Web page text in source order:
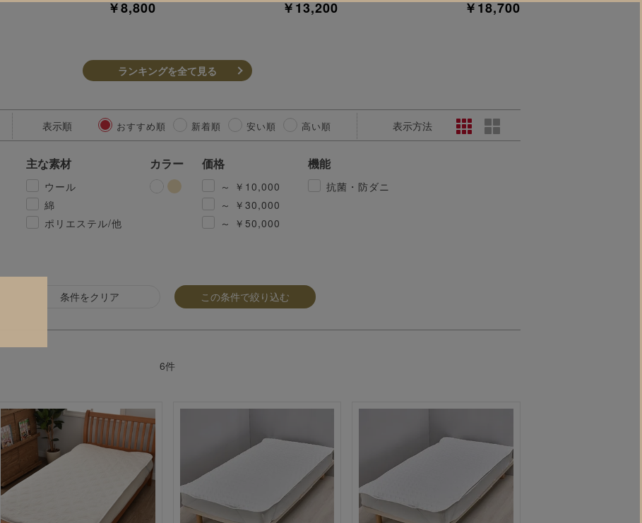
￥8,800 ￥13,200 ￥18,700
ランキングを全て見る
表示方法
表示順 おすすめ順 新着順 安い順 高い順
主な素材
ウール
綿
ポリエステル/他
カラー 価格
～ ￥10,000
～ ￥30,000
～ ￥50,000
機能
抗菌・防ダニ
条件をクリア
6件